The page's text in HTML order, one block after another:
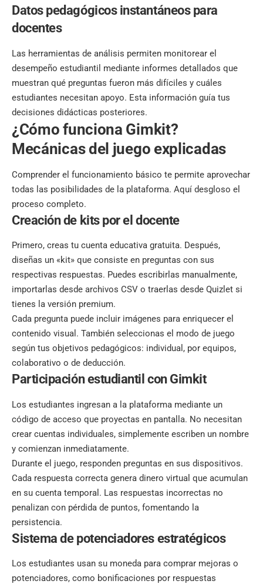
Datos pedagógicos instantáneos para
docentes
Las herramientas de análisis permiten monitorear el
desempeño estudiantil mediante informes detallados que
muestran qué preguntas fueron más difíciles y cuáles
estudiantes necesitan apoyo. Esta información guía tus
decisiones didácticas posteriores.
¿Cómo funciona Gimkit?
Mecánicas del juego explicadas
Comprender el funcionamiento básico te permite aprovechar
todas las posibilidades de la plataforma. Aquí desgloso el
proceso completo.
Creación de kits por el docente
Primero, creas tu cuenta educativa gratuita. Después,
diseñas un «kit» que consiste en preguntas con sus
respectivas respuestas. Puedes escribirlas manualmente,
importarlas desde archivos CSV o traerlas desde Quizlet si
tienes la versión premium.
Cada pregunta puede incluir imágenes para enriquecer el
contenido visual. También seleccionas el modo de juego
según tus objetivos pedagógicos: individual, por equipos,
colaborativo o de deducción.
Participación estudiantil con Gimkit
Los estudiantes ingresan a la plataforma mediante un
código de acceso que proyectas en pantalla. No necesitan
crear cuentas individuales, simplemente escriben un nombre
y comienzan inmediatamente.
Durante el juego, responden preguntas en sus dispositivos.
Cada respuesta correcta genera dinero virtual que acumulan
en su cuenta temporal. Las respuestas incorrectas no
penalizan con pérdida de puntos, fomentando la
persistencia.
Sistema de potenciadores estratégicos
Los estudiantes usan su moneda para comprar mejoras o
potenciadores, como bonificaciones por respuestas